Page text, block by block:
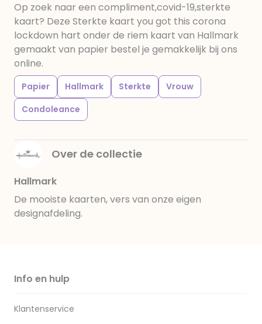
Op zoek naar een compliment,covid-19,sterkte
kaart? Deze Sterkte kaart you got this corona
lockdown hart onder de riem kaart van Hallmark
gemaakt van papier bestel je gemakkelijk bij ons
online.
Papier Hallmark Sterkte
Vrouw
Condoleance
Over de collectie
Hallmark
De mooiste kaarten, vers van onze eigen
designafdeling.
Info en hulp
Klantenservice